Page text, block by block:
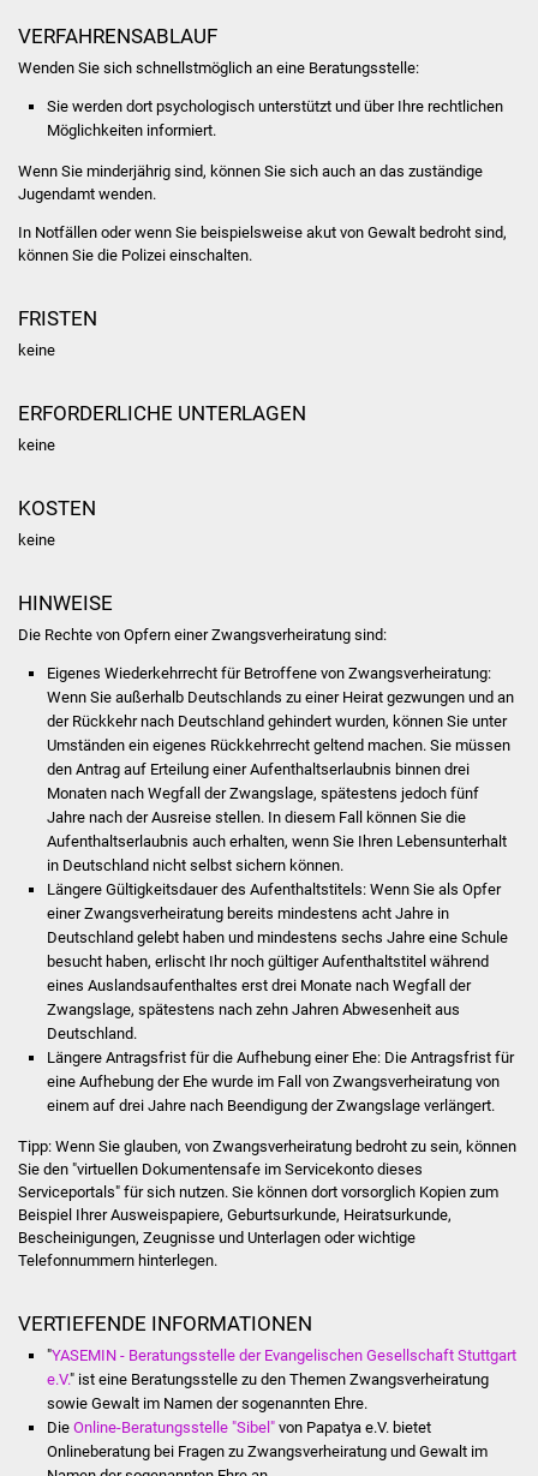
Schulentwicklung Bizet
Sanierung Hallenbad
Bürgerinfos
Bildung
Schulen
Kindergärten
Kolping-Musikschule
Volkshochschule
Soziale Einrichtungen
Kirchen
Lokale Agenda
Jugendhaus
Fachteam Jugend
Familienzentrum
Stadtwerke
Suenergie
VERFAHRENSABLAUF
Wenden Sie sich schnellstmöglich an eine Beratungsstelle:
Sie werden dort psychologisch unterstützt und über Ihre rechtlichen
Möglichkeiten informiert.
Wenn Sie minderjährig sind, können Sie sich auch an das zuständige
Jugendamt wenden.
In Notfällen oder wenn Sie beispielsweise akut von Gewalt bedroht sind,
können Sie die Polizei einschalten.
FRISTEN
keine
ERFORDERLICHE UNTERLAGEN
keine
KOSTEN
keine
HINWEISE
Die Rechte von Opfern einer Zwangsverheiratung sind:
Eigenes Wiederkehrrecht für Betroffene von Zwangsverheiratung:
Wenn Sie außerhalb Deutschlands zu einer Heirat gezwungen und an
der Rückkehr nach Deutschland gehindert wurden, können Sie unter
Umständen ein eigenes Rückkehrrecht geltend machen. Sie müssen
den Antrag auf Erteilung einer Aufenthaltserlaubnis binnen drei
Monaten nach Wegfall der Zwangslage, spätestens jedoch fünf
Jahre nach der Ausreise stellen. In diesem Fall können Sie die
Aufenthaltserlaubnis auch erhalten, wenn Sie Ihren Lebensunterhalt
in Deutschland nicht selbst sichern können.
Längere Gültigkeitsdauer des Aufenthaltstitels: Wenn Sie als Opfer
einer Zwangsverheiratung bereits mindestens acht Jahre in
Deutschland gelebt haben und mindestens sechs Jahre eine Schule
besucht haben, erlischt Ihr noch gültiger Aufenthaltstitel während
eines Auslandsaufenthaltes erst drei Monate nach Wegfall der
Zwangslage, spätestens nach zehn Jahren Abwesenheit aus
Deutschland.
Längere Antragsfrist für die Aufhebung einer Ehe: Die Antragsfrist für
eine Aufhebung der Ehe wurde im Fall von Zwangsverheiratung von
einem auf drei Jahre nach Beendigung der Zwangslage verlängert.
Tipp: Wenn Sie glauben, von Zwangsverheiratung bedroht zu sein, können
Sie den "virtuellen Dokumentensafe im Servicekonto dieses
Serviceportals" für sich nutzen. Sie können dort vorsorglich Kopien zum
Beispiel Ihrer Ausweispapiere, Geburtsurkunde, Heiratsurkunde,
Bescheinigungen, Zeugnisse und Unterlagen oder wichtige
Telefonnummern hinterlegen.
VERTIEFENDE INFORMATIONEN
"YASEMIN - Beratungsstelle der Evangelischen Gesellschaft Stuttgart
e.V." ist eine Beratungsstelle zu den Themen Zwangsverheiratung
sowie Gewalt im Namen der sogenannten Ehre.
Die Online-Beratungsstelle "Sibel"von Papatya e.V. bietet
Onlineberatung bei Fragen zu Zwangsverheiratung und Gewalt im